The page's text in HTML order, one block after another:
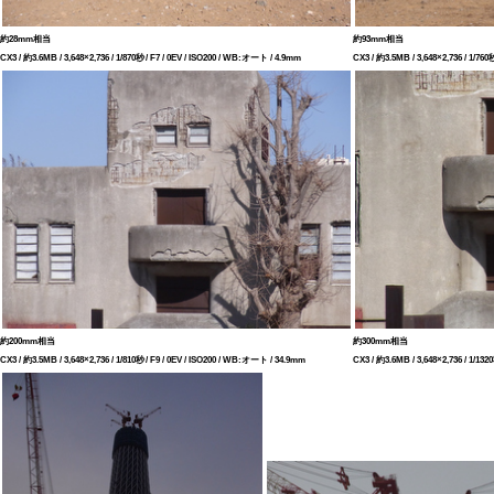
約28mm相当
CX3 / 約3.6MB / 3,648×2,736 / 1/870秒 / F7 / 0EV / ISO200 / WB:オート / 4.9mm
約93mm相当
CX3 / 約3.5MB / 3,648×2,736 / 1/
約200mm相当
CX3 / 約3.5MB / 3,648×2,736 / 1/810秒 / F9 / 0EV / ISO200 / WB:オート / 34.9mm
約300mm相当
CX3 / 約3.6MB / 3,648×2,736 / 1/